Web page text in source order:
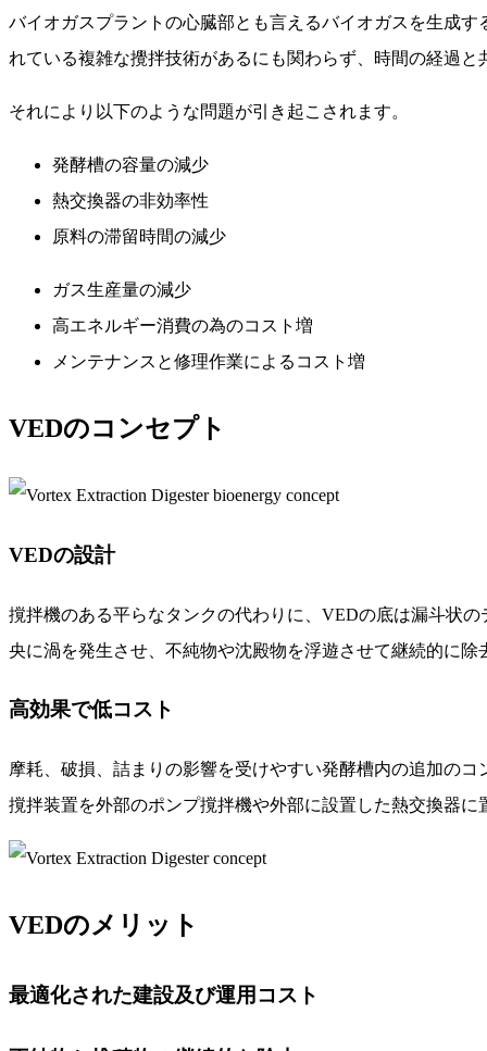
バイオガスプラントの心臓部とも言えるバイオガスを生成
れている複雑な攪拌技術があるにも関わらず、時間の経過
それにより以下のような問題が引き起こされます。
発酵槽の容量の減少
熱交換器の非効率性
原料の滞留時間の減少
ガス生産量の減少
高エネルギー消費の為のコスト増
メンテナンスと修理作業によるコスト増
VEDのコンセプト
VEDの設計
撹拌機のある平らなタンクの代わりに、VEDの底は漏斗状
央に渦を発生させ、不純物や沈殿物を浮遊させて継続的に
高効果で低コスト
摩耗、破損、詰まりの影響を受けやすい発酵槽内の追加の
撹拌装置を外部のポンプ撹拌機や外部に設置した熱交換器
VEDのメリット
最適化された建設及び運用コスト